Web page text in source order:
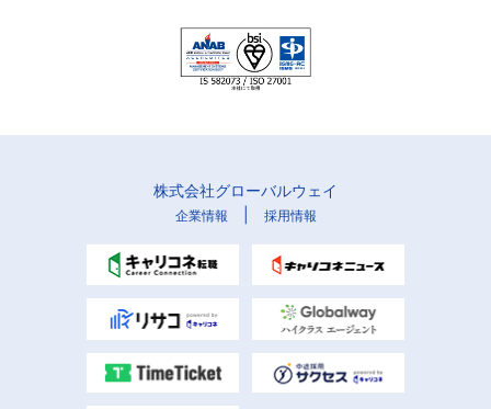
株式会社グローバルウェイ
企業情報 採用情報